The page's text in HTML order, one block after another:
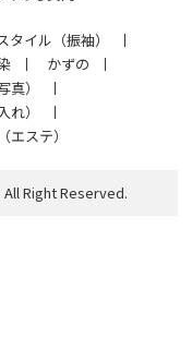
タイル（振袖）
かずの
）
）
ステ）
All Right Reserved.